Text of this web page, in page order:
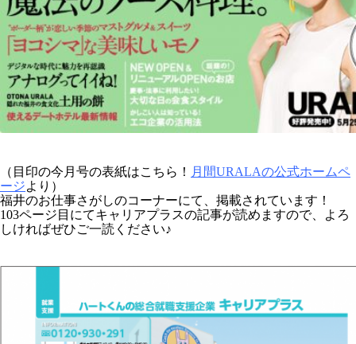
（目印の今月号の表紙はこちら！ 月間URALAの公式ホームペ
ージより）
福井のお仕事さがしのコーナーにて、掲載されています！
103ページ目にてキャリアプラスの記事が読めますので、よろ
しければぜひご一読ください♪